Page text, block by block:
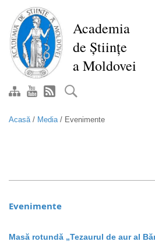
conţinutul
principal
Academia
de Științe
a Moldovei
Acasă/ Media/ Evenimente
Evenimente
Masă rotundă „Tezaurul de aur al